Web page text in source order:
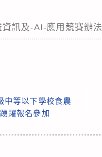
訊及-AI-應用競賽辦法
中等以下學校食農
躍報名參加